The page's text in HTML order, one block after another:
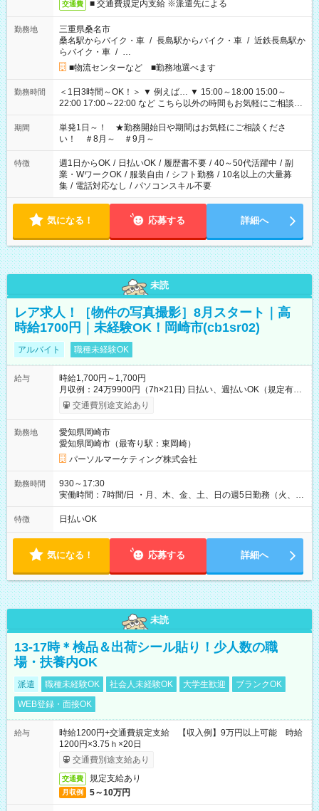
交通費 ■ 交通費規定内支給 ※派遣先による
勤務地
三重県桑名市
桑名駅からバイク・車 / 長島駅からバイク・車 / 近鉄長島駅か
らバイク・車 / …
■物流センターなど ■勤務地選べます
勤務時間
＜1日3時間～OK！＞ ▼ 例えば… ▼ 15:00～18:00 15:00～
22:00 17:00～22:00 など こちら以外の時間もお気軽にご相談く
ださい！
期間
単発1日～！ ★勤務開始日や期間はお気軽にご相談くださ
い！ ＃8月～ ＃9月～
特徴 週1日からOK / 日払いOK / 履歴書不要 / 40～50代活躍中 / 副
業・WワークOK / 服装自由 / シフト勤務 / 10名以上の大量募
集 / 電話対応なし / パソコンスキル不要
気になる！ 応募する 詳細へ
未読
レア求人！［物件の写真撮影］8月スタート｜高
時給1700円｜未経験OK！岡崎市(cb1sr02)
アルバイト 職種未経験OK
給与
時給1,700円～1,700円
月収例：24万9900円（7h×21日) 日払い、週払いOK（規定有
り） 【試用期間】試用期間なし
交通費別途支給あり
勤務地
愛知県岡崎市
愛知県岡崎市（最寄り駅：東岡崎）
パーソルマーケティング株式会社
勤務時間
930～17:30
実働時間：7時間/日 ・月、木、金、土、日の週5日勤務（火、水
は固定休です／夏季、年末年始等、長期休暇有り！） ・ワンシ
フト！ 残業ほぼナシ（0～5h/月）
特徴 日払いOK
気になる！ 応募する 詳細へ
未読
13-17時＊検品＆出荷シール貼り！少人数の職
場・扶養内OK
派遣 職種未経験OK 社会人未経験OK 大学生歓迎
ブランクOK
WEB登録・面接OK
給与
時給1200円+交通費規定支給 【収入例】9万円以上可能 時給
1200円×3.75ｈ×20日
交通費別途支給あり
交通費 規定支給あり
月収例 5～10万円